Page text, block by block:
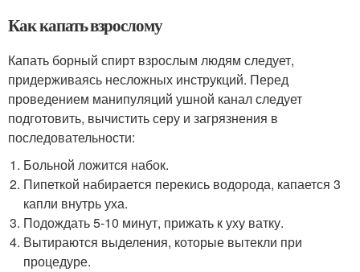
Как капать взрослому
Капать борный спирт взрослым людям следует,
придерживаясь несложных инструкций. Перед
проведением манипуляций ушной канал следует
подготовить, вычистить серу и загрязнения в
последовательности:
Больной ложится набок.
Пипеткой набирается перекись водорода, капается 3
капли внутрь уха.
Подождать 5-10 минут, прижать к уху ватку.
Вытираются выделения, которые вытекли при
процедуре.